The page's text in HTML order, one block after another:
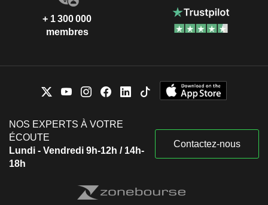
+ 1 300 000
membres
NOS EXPERTS À VOTRE
ÉCOUTE
Lundi - Vendredi 9h-12h / 14h-
18h
Contactez-nous